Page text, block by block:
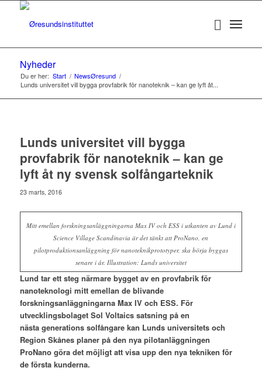
Nyheder
Du er her: Start / NewsØresund /
Lunds universitet vill bygga provfabrik för nanoteknik – kan ge lyft åt...
Lunds universitet vill bygga
provfabrik för nanoteknik – kan ge
lyft åt ny svensk solfångarteknik
23 marts, 2016
Mitt emellan forskningsanläggningarna Max IV och ESS i utkanten av Lund i
Science Village Scandinavia är det tänkt att ProNano, en
pilotproduktionsanläggning för nanoteknikprototyper, ska börja byggas
senare i år. Illustration: Lunds universitet
Lund tar ett steg närmare bygget av en provfabrik för
nanoteknologi mitt emellan de blivande
forskningsanläggningarna Max IV och ESS. För
utvecklingsbolaget Sol Voltaics satsning på en
nästa generations solfångare kan Lunds universitets och
Region Skånes planer på den nya pilotanläggningen
ProNano göra det möjligt att visa upp den nya tekniken för
de första kunderna.